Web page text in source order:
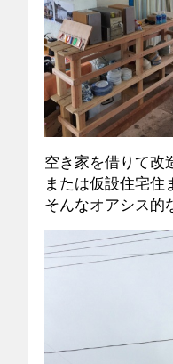
空き家を借りて改
または仮設住宅住
そんなオアシス的